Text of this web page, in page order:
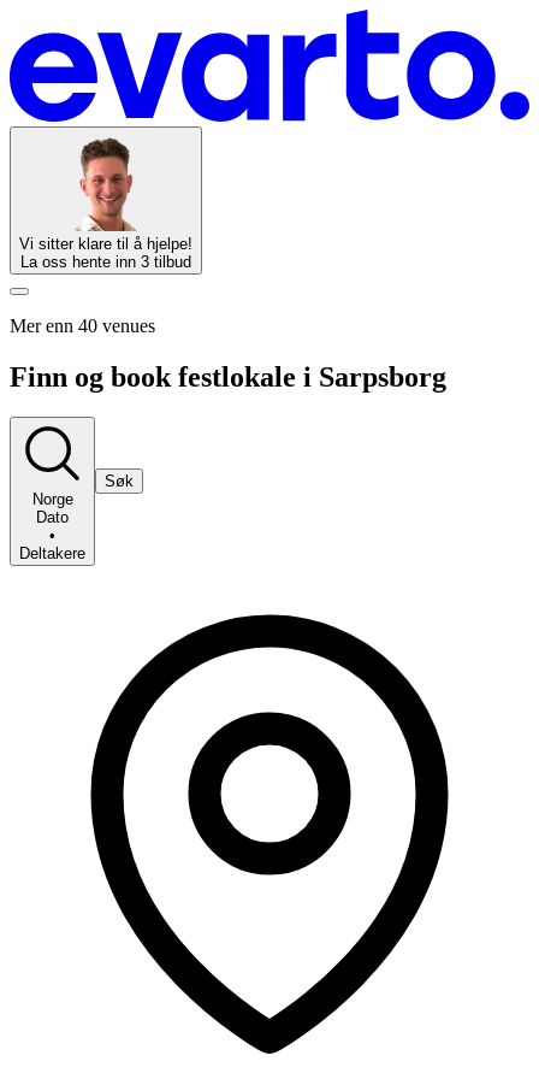
Vi sitter klare til å hjelpe!
La oss hente inn 3 tilbud
Mer enn 40 venues
Finn og book festlokale i Sarpsborg
Norge
Dato
•
Deltakere
Søk